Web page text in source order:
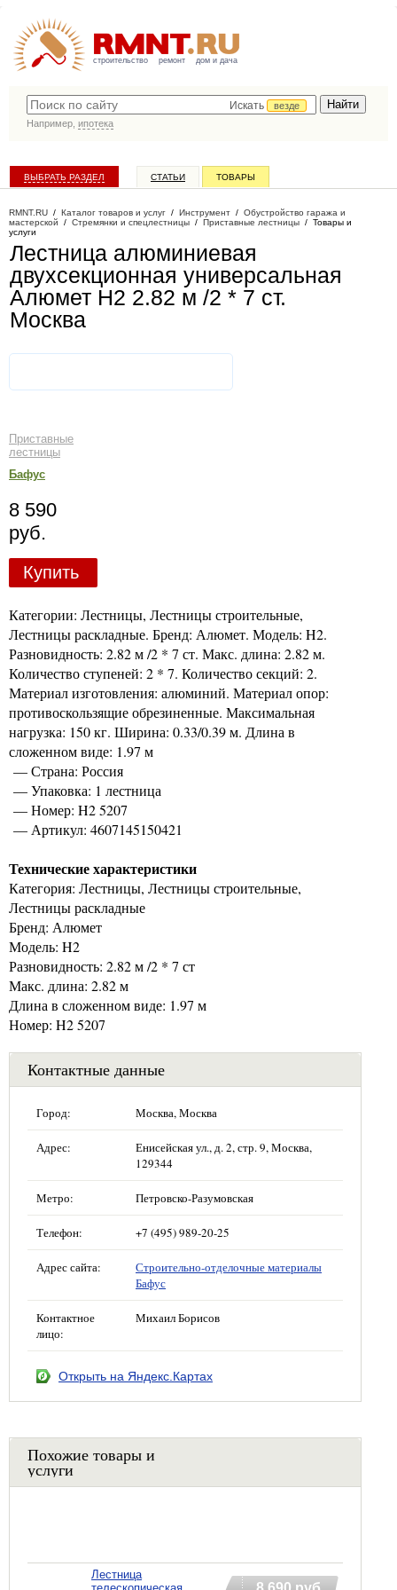
строительство ремонт дом и дача
Искать
везде
Например, ипотека
ВЫБРАТЬ РАЗДЕЛ СТАТЬИ ТОВАРЫ
RMNT.RU / Каталог товаров и услуг / Инструмент / Обустройство гаража и
мастерской / Стремянки и спецлестницы / Приставные лестницы / Товары и
услуги
Лестница алюминиевая
двухсекционная универсальная
Алюмет H2 2.82 м /2 * 7 ст.
Москва
Приставные
лестницы
Бафус
8 590
руб.
Купить
Категории: Лестницы, Лестницы строительные,
Лестницы раскладные. Бренд: Алюмет. Модель: H2.
Разновидность: 2.82 м /2 * 7 ст. Макс. длина: 2.82 м.
Количество ступеней: 2 * 7. Количество секций: 2.
Материал изготовления: алюминий. Материал опор:
противоскользящие обрезиненные. Максимальная
нагрузка: 150 кг. Ширина: 0.33/0.39 м. Длина в
сложенном виде: 1.97 м
— Страна: Россия
— Упаковка: 1 лестница
— Номер: H2 5207
— Артикул: 4607145150421
Технические характеристики
Категория: Лестницы, Лестницы строительные,
Лестницы раскладные
Бренд: Алюмет
Модель: H2
Разновидность: 2.82 м /2 * 7 ст
Макс. длина: 2.82 м
Длина в сложенном виде: 1.97 м
Номер: H2 5207
Контактные данные
Город: Москва, Москва
Адрес:
Енисейская ул., д. 2, стр. 9, Москва,
129344
Метро: Петровско-Разумовская
Телефон: +7 (495) 989-20-25
Адрес сайта:
Строительно-отделочные материалы
Бафус
Контактное
лицо:
Михаил Борисов
Открыть на Яндекс.Картах
Похожие товары и
услуги
Лестница
телескопическая